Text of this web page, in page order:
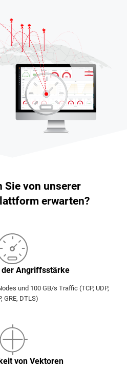
Sie von unserer
erwarten?
der Angriffsstärke
und 100 GB/s Traffic (TCP, UDP,
GRE, DTLS)
von Vektoren